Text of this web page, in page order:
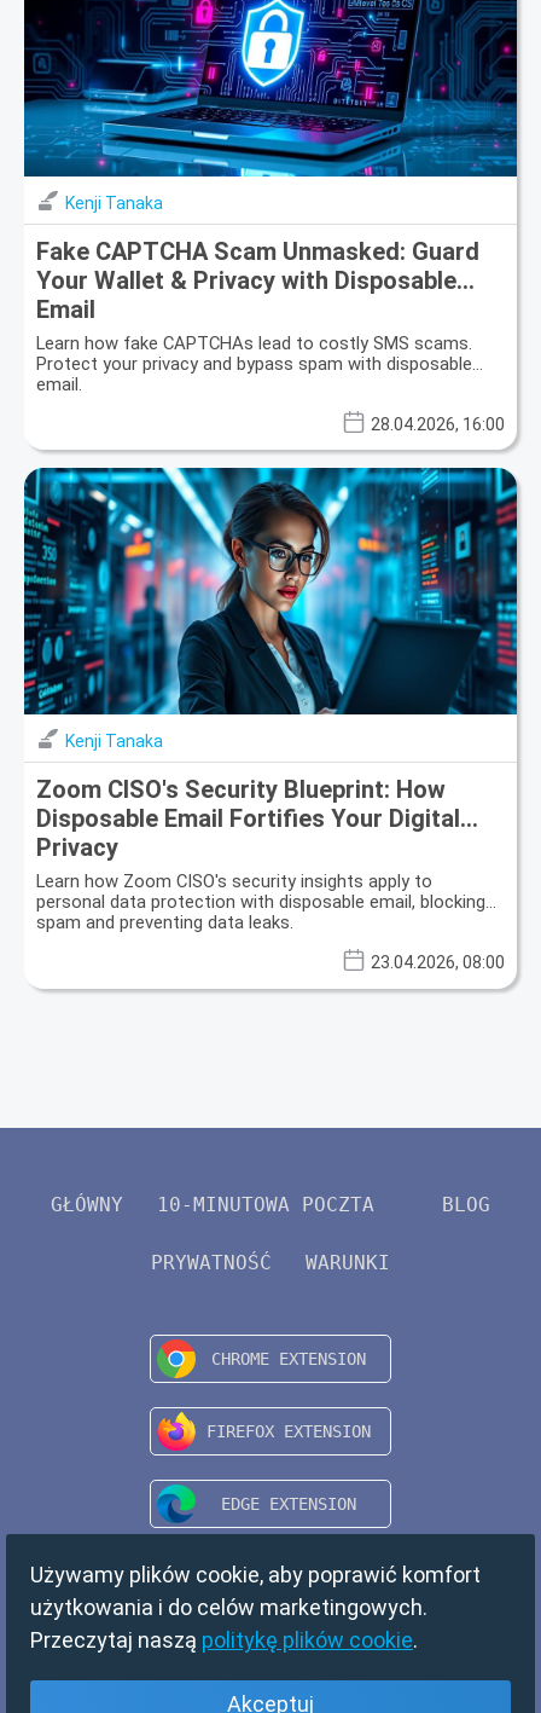
Kenji Tanaka
Fake CAPTCHA Scam Unmasked: Guard
Your Wallet & Privacy with Disposable
Email
Learn how fake CAPTCHAs lead to costly SMS scams.
Protect your privacy and bypass spam with disposable
email.
28.04.2026, 16:00
Kenji Tanaka
Zoom CISO's Security Blueprint: How
Disposable Email Fortifies Your Digital
Privacy
Learn how Zoom CISO's security insights apply to
personal data protection with disposable email, blocking
spam and preventing data leaks.
23.04.2026, 08:00
GŁÓWNY 10-MINUTOWA POCZTA BLOG
PRYWATNOŚĆ WARUNKI
Używamy plików cookie, aby poprawić komfort
użytkowania i do celów marketingowych.
Przeczytaj naszą politykę plików cookie.
Akceptuj